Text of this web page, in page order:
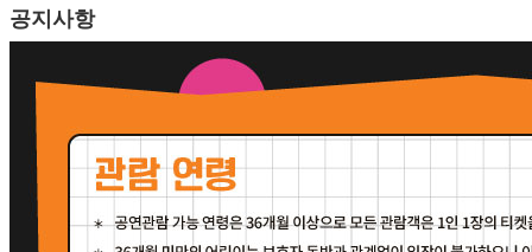
공지사항